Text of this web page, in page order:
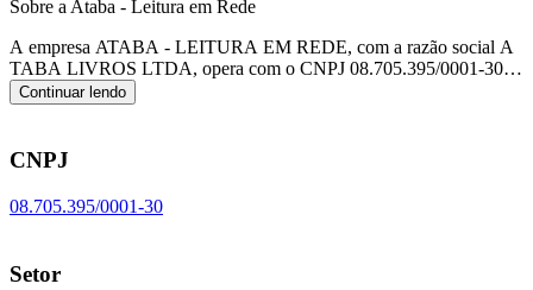
Sobre a Ataba - Leitura em Rede
A empresa ATABA - LEITURA EM REDE, com a razão social A
TABA LIVROS LTDA, opera com o CNPJ 08.705.395/0001-30 e
tem sua sede localizada em Sao Paulo/SP.
atuação é de comércio varejista de livros, de acordo com o código
Continuar lendo
CNPJ
08.705.395/0001-30
Setor